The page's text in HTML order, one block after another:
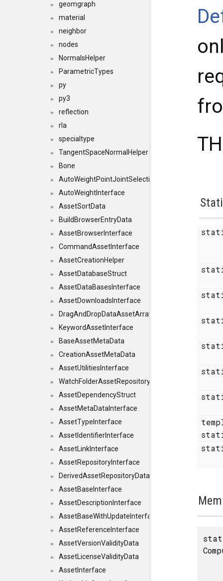
► geomgraph
► material
► neighbor
► nodes
► NormalsHelper
► ParametricTypes
► py
► py3
► reflection
► rla
► specialtype
► TangentSpaceNormalHelper
► Bone
► AutoWeightPointJointSelections
► AutoWeightInterface
► AssetSortData
► BuildBrowserEntryData
► AssetBrowserInterface
► CommandAssetInterface
► AssetCreationHelper
► AssetDatabaseStruct
► AssetDataBasesInterface
► AssetDownloadsInterface
► DragAndDropDataAssetArray
► KeywordAssetInterface
► BaseAssetMetaData
► CreationAssetMetaData
► AssetUtilitiesInterface
► WatchFolderAssetRepositoryInterface
► AssetDependencyStruct
► AssetMetaDataInterface
► AssetTypeInterface
► AssetIdentifierInterface
► AssetLinkInterface
► AssetRepositoryInterface
► DerivedAssetRepositoryDataInterface
► AssetBaseInterface
► AssetDescriptionInterface
► AssetBaseWithUpdateInterface
► AssetReferenceInterface
► AssetVersionValidityData
► AssetLicenseValidityData
►
AssetInterface